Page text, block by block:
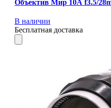
Объектив Мир 10А f3.5/
В наличии
Бесплатная доставка